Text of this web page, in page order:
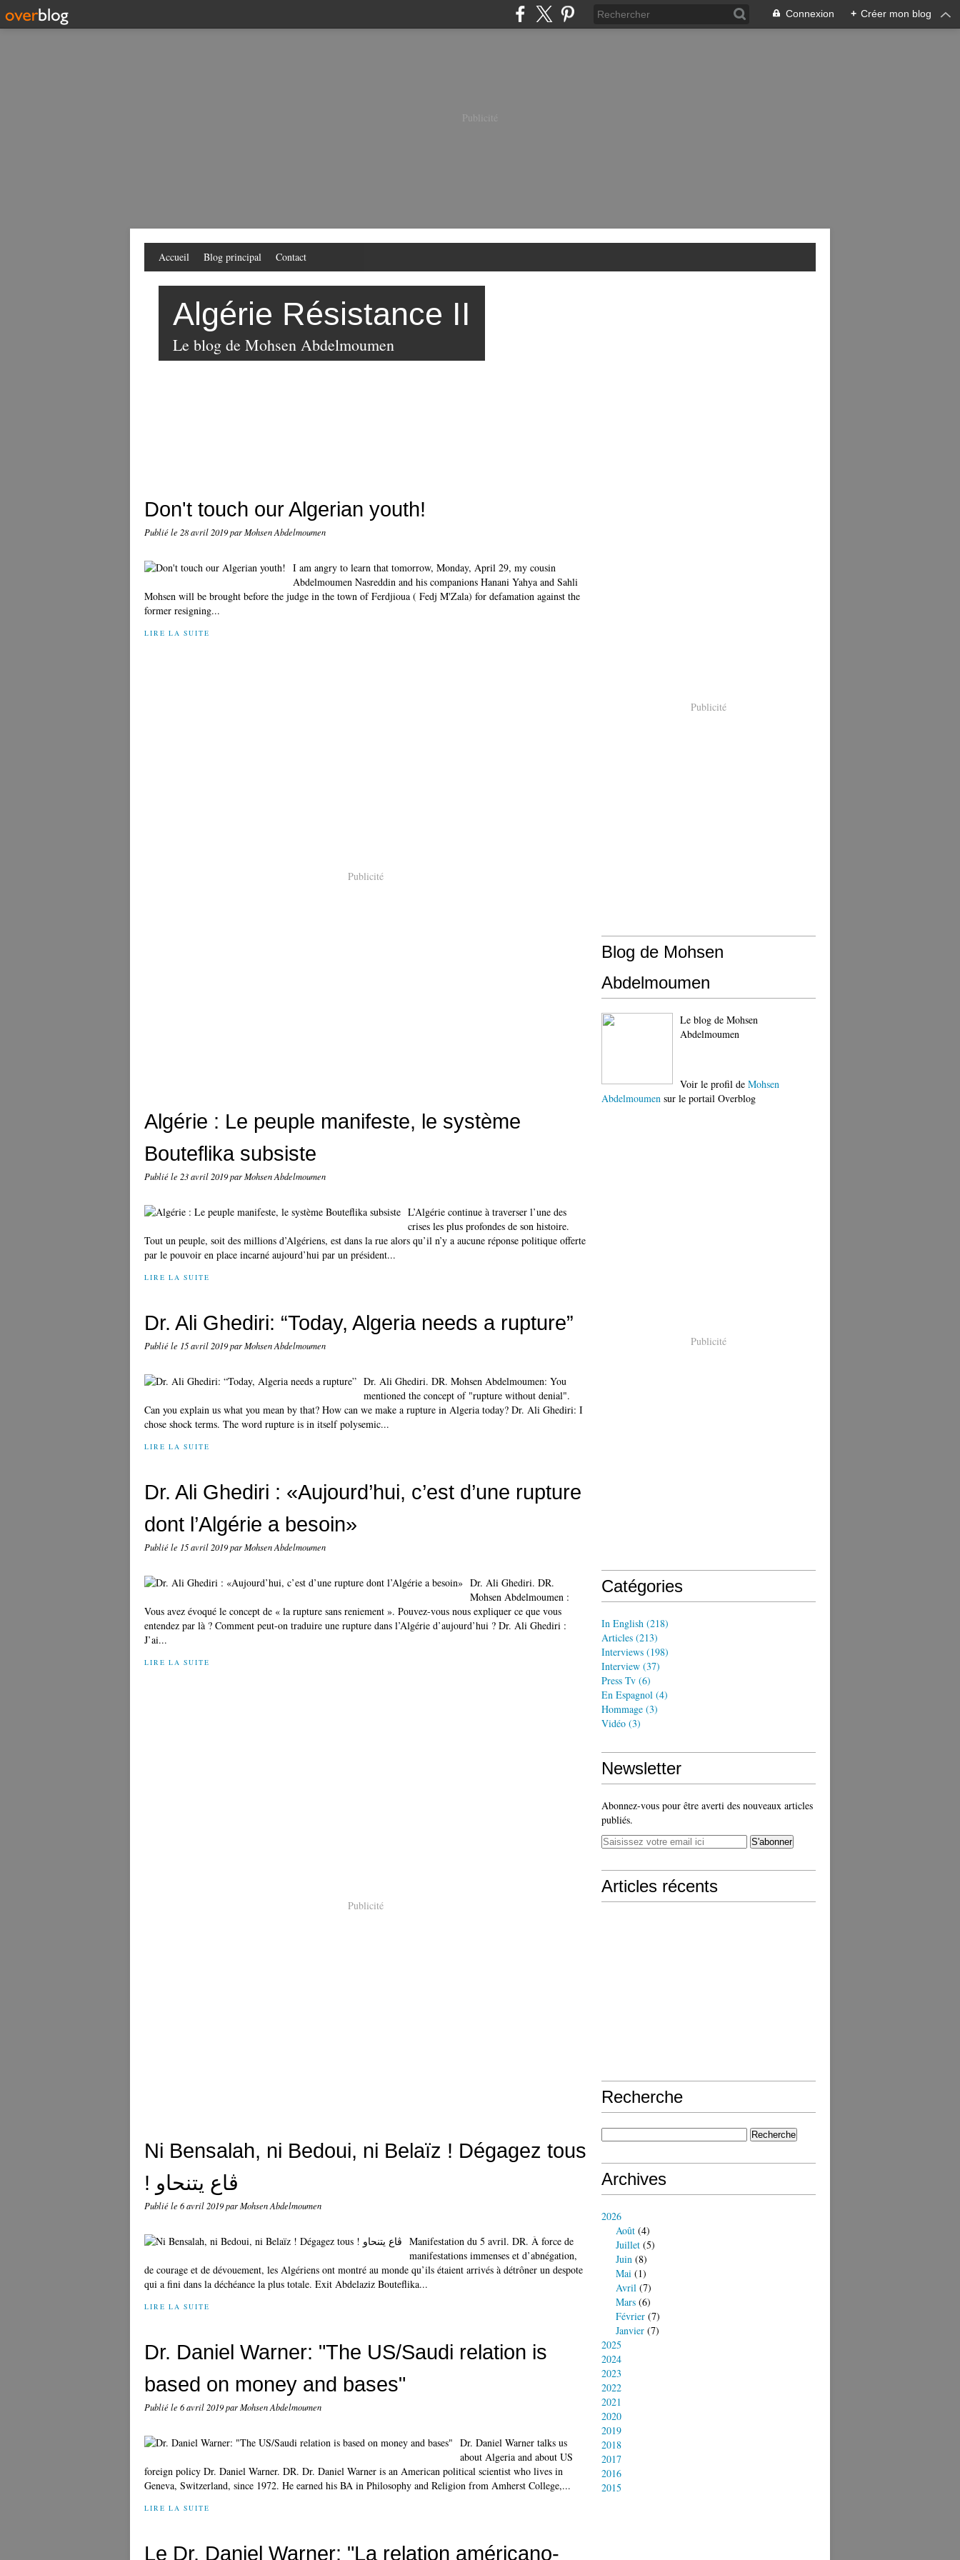
Connexion + Créer mon blog
Publicité
Algérie Résistance II
Le blog de Mohsen Abdelmoumen
Accueil Blog principal Contact
Don't touch our Algerian youth!
Publié le 28 avril 2019par Mohsen Abdelmoumen
I am angry to learn that tomorrow, Monday, April 29, my cousin
Abdelmoumen Nasreddin and his companions Hanani Yahya and Sahli
Mohsen will be brought before the judge in the town of Ferdjioua ( Fedj M'Zala) for defamation against the
former resigning...
LIRE LA SUITE
Publicité
Algérie : Le peuple manifeste, le système
Bouteflika subsiste
Publié le 23 avril 2019par Mohsen Abdelmoumen
L’Algérie continue à traverser l’une des
crises les plus profondes de son histoire.
Tout un peuple, soit des millions d’Algériens, est dans la rue alors qu’il n’y a aucune réponse politique offerte
par le pouvoir en place incarné aujourd’hui par un président...
LIRE LA SUITE
Dr. Ali Ghediri: “Today, Algeria needs a rupture”
Publié le 15 avril 2019par Mohsen Abdelmoumen
Dr. Ali Ghediri. DR. Mohsen Abdelmoumen: You
mentioned the concept of "rupture without denial".
Can you explain us what you mean by that? How can we make a rupture in Algeria today? Dr. Ali Ghediri: I
chose shock terms. The word rupture is in itself polysemic...
LIRE LA SUITE
Dr. Ali Ghediri : «Aujourd’hui, c’est d’une rupture
dont l’Algérie a besoin»
Publié le 15 avril 2019par Mohsen Abdelmoumen
Dr. Ali Ghediri. DR.
Mohsen Abdelmoumen :
Vous avez évoqué le concept de « la rupture sans reniement ». Pouvez-vous nous expliquer ce que vous
entendez par là ? Comment peut-on traduire une rupture dans l’Algérie d’aujourd’hui ? Dr. Ali Ghediri :
J’ai...
LIRE LA SUITE
Publicité
Ni Bensalah, ni Bedoui, ni Belaïz ! Dégagez tous
! ڨاع يتنحاو
Publié le 6 avril 2019par Mohsen Abdelmoumen
Manifestation du 5 avril. DR. À force de
manifestations immenses et d’abnégation,
de courage et de dévouement, les Algériens ont montré au monde qu’ils étaient arrivés à détrôner un despote
qui a fini dans la déchéance la plus totale. Exit Abdelaziz Bouteflika...
LIRE LA SUITE
Dr. Daniel Warner: "The US/Saudi relation is
based on money and bases"
Publié le 6 avril 2019par Mohsen Abdelmoumen
Dr. Daniel Warner talks us
about Algeria and about US
foreign policy Dr. Daniel Warner. DR. Dr. Daniel Warner is an American political scientist who lives in
Geneva, Switzerland, since 1972. He earned his BA in Philosophy and Religion from Amherst College,...
LIRE LA SUITE
Le Dr. Daniel Warner: "La relation américano-
Publicité
Blog de Mohsen
Abdelmoumen
Le blog de Mohsen
Abdelmoumen
Voir le profil de Mohsen
Abdelmoumen sur le portail Overblog
Publicité
Catégories
In English (218)
Articles (213)
Interviews (198)
Interview (37)
Press Tv (6)
En Espagnol (4)
Hommage (3)
Vidéo (3)
Newsletter
Abonnez-vous pour être averti des nouveaux articles
publiés.
Articles récents
Recherche
Archives
2026
Août (4)
Juillet (5)
Juin (8)
Mai (1)
Avril (7)
Mars (6)
Février (7)
Janvier (7)
2025
2024
2023
2022
2021
2020
2019
2018
2017
2016
2015